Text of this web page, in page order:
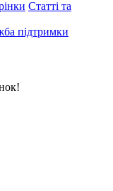
Статті та
підтримки